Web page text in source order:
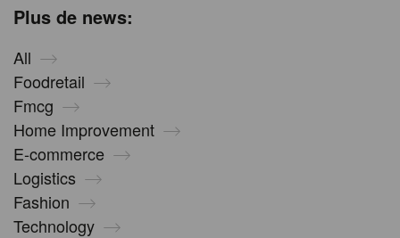
Plus de news:
All
Foodretail
Fmcg
Home Improvement
E-commerce
Logistics
Fashion
Technology